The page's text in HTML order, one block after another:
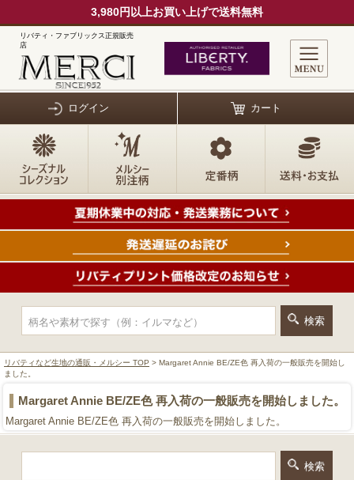
3,980円以上お買い上げで送料無料
リバティ・ファブリックス正規販売
店
ログイン カート
リバティなど生地の通販・メルシー TOP > Margaret Annie BE/ZE色 再入荷の一般販売を開始し
ました。
Margaret Annie BE/ZE色 再入荷の一般販売を開始しました。
Margaret Annie BE/ZE色 再入荷の一般販売を開始しました。